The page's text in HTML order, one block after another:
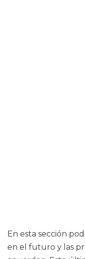
En esta sección
en el futuro y las